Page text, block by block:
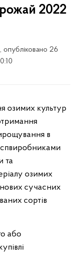
2022
, опубліковано 26
озимих культур
в
та
озимих
нових сучасних
сортів
або